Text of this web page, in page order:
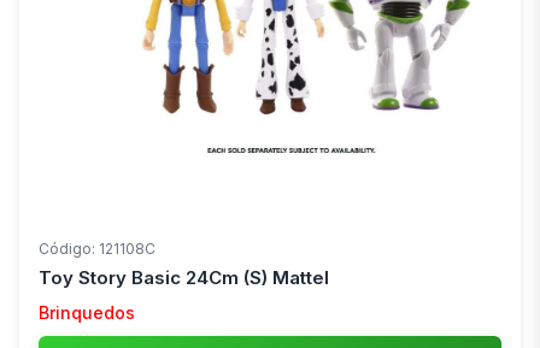
Código: 121108C
Toy Story Basic 24Cm (S) Mattel
Brinquedos